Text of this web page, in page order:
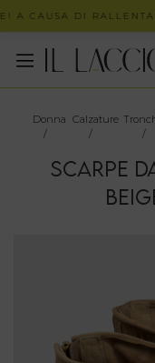
A CAUSA DI
Donna
/
Calzature
/
/
SCARPE